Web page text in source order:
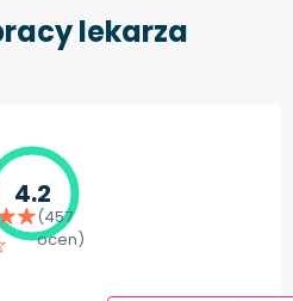
lekarza
4.2
(457
ocen)